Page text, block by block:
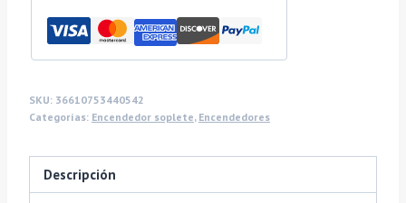
SKU: 36610753440542
Categorías: Encendedor soplete, Encendedores
Descripción